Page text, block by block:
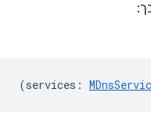
(services :